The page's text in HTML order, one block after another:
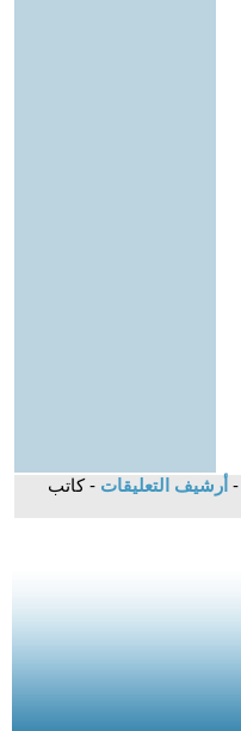
- أرشيف التعليقات - كاتب